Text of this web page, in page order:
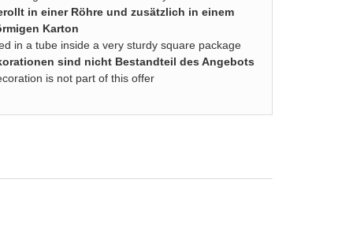
in einer Röhre und zusätzlich in einem
Karton
in a tube inside a very sturdy square package
sind nicht Bestandteil des Angebots
is not part of this offer